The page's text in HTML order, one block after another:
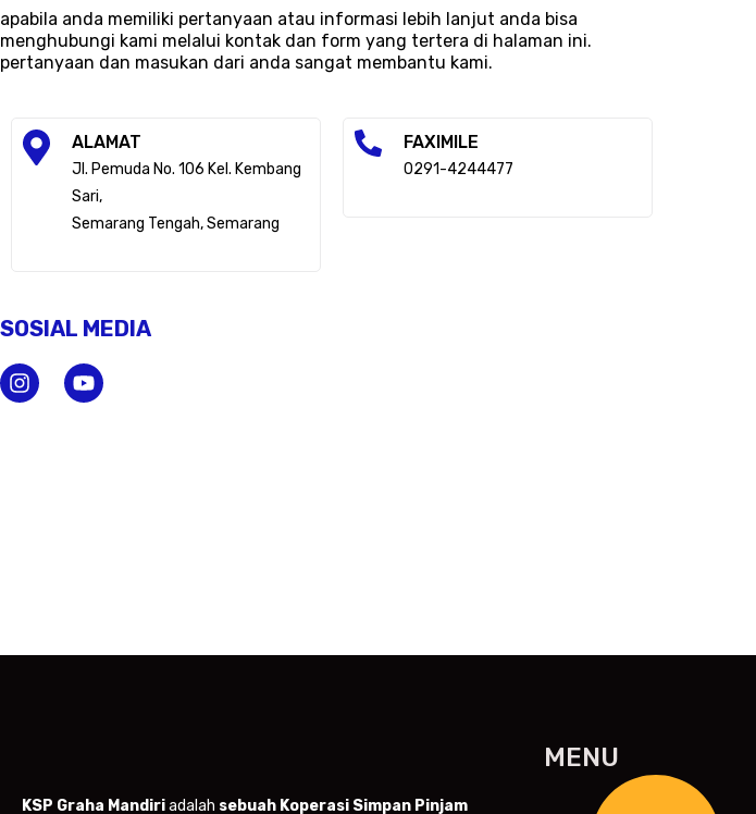
apabila anda memiliki pertanyaan atau informasi lebih lanjut anda bisa
menghubungi kami melalui kontak dan form yang tertera di halaman ini.
pertanyaan dan masukan dari anda sangat membantu kami.
ALAMAT
Jl. Pemuda No. 106 Kel. Kembang
Sari,
Semarang Tengah, Semarang
FAXIMILE
0291-4244477
SOSIAL MEDIA
n
s
o
u
KSP Graha Mandiriadalah sebuah Koperasi Simpan Pinjam
MENU